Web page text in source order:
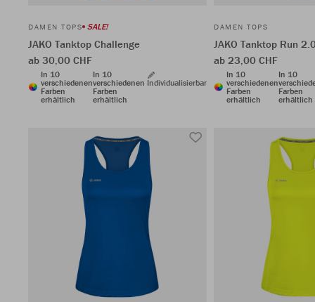
DAMEN TOPS SALE!
JAKO Tanktop Challenge
ab 30,00 CHF
In 10
verschiedenen
Farben
erhältlich
In 10
verschiedenen
Farben
erhältlich
Individualisierbar
DAMEN TOPS
JAKO Tanktop Run
ab 23,00 CHF
In 10
verschiedenen
Farben
erhältlich
In 10
Farben
erhältlich